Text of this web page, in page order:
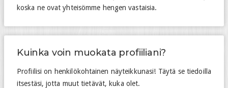
koska ne ovat yhteisömme hengen vastaisia.
Kuinka voin muokata profiiliani?
Profiilisi on henkilökohtainen näyteikkunasi! Täytä se tiedoilla
itsestäsi, jotta muut tietävät, kuka olet.